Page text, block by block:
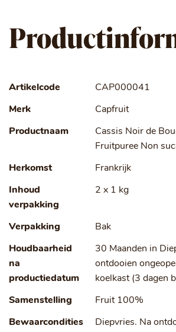
Artikelcode CAP000041
Merk Capfruit
Productnaam
Cassis Noir de
Fruitpuree Non
Herkomst Frankrijk
Inhoud
verpakking
2 x 1 kg
Verpakking Bak
Houdbaarheid
na
productiedatum
30 Maanden in
ontdooien
koelkast (3 dagen
Samenstelling Fruit 100%
Bewaarcondities
Diepvries. Na